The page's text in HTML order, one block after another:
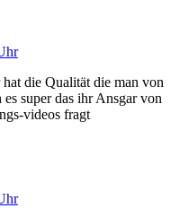
die Qualität die man von
super das ihr Ansgar von
videos fragt